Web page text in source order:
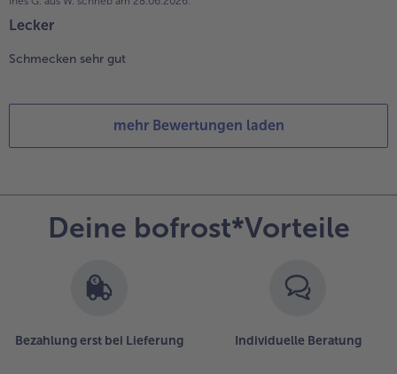
Lecker
Schmecken sehr gut
mehr Bewertungen laden
Deine bofrost*Vorteile
Bezahlung erst bei Lieferung Individuelle Beratung